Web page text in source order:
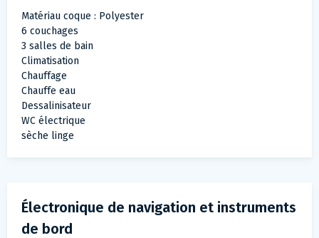
Matériau coque : Polyester
6 couchages
3 salles de bain
Climatisation
Chauffage
Chauffe eau
Dessalinisateur
WC électrique
sèche linge
Électronique de navigation et instruments
de bord